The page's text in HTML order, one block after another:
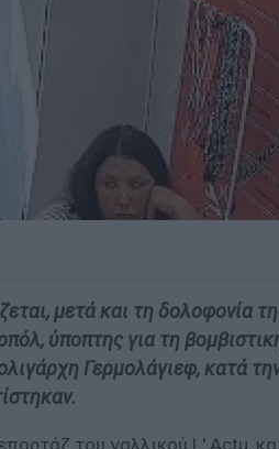
μετά και τη δολοφονία
ύποπτης για τη
Γερμολάγιεφ, κατά